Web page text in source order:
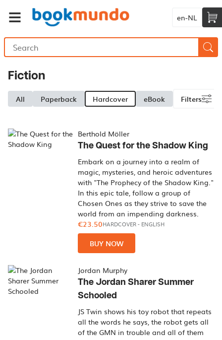
en-NL
Fiction
All Paperback Hardcover eBook Filters
Berthold Möller
The Quest for the Shadow King
Embark on a journey into a realm of
magic, mysteries, and heroic adventures
with "The Prophecy of the Shadow King."
In this epic tale, follow a group of
Chosen Ones as they strive to save the
world from an impending darkness.
€23.50HARDCOVER- ENGLISH
BUY NOW
Jordan Murphy
The Jordan Sharer Summer
Schooled
JS Twin shows his toy robot that repeats
all the words he says, the robot gets all
of the GMN in trouble and all of them